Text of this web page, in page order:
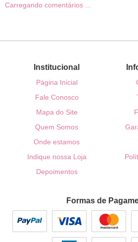
Carregando comentários ...
Institucional
Página Inicial
Fale Conosco
Mapa do Site
Quem Somos
Onde estamos
Indique nossa Loja
Depoimentos
Formas de